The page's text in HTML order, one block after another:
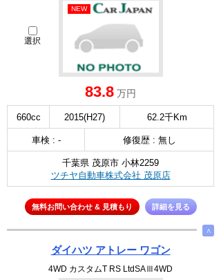
選択
NEW
83.8 万円
660cc 2015(H27) 62.2千Km
車検 : - 修復歴 : 無し
千葉県 茂原市 小林2259
ツチヤ自動車株式会社 茂原店
無料お問い合わせ & 見積もり 詳細を見る
∧
ダイハツ アトレー ワゴン
4WD カスタムT RS LtdSAⅢ4WD